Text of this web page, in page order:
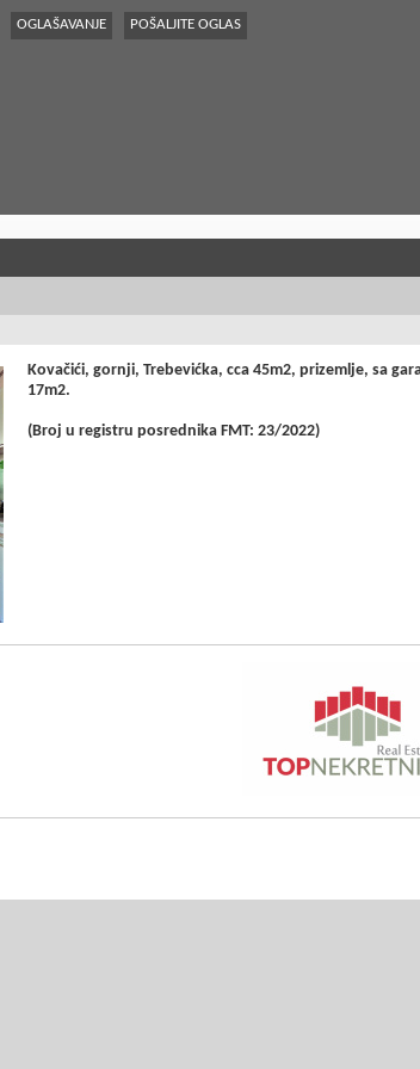
OGLAŠAVANJE POŠALJITE OGLAS
Kovačići, gornji, Trebevićka, cca 45m2, prizemlje, sa
17m2.
(Broj u registru posrednika FMT: 23/2022)